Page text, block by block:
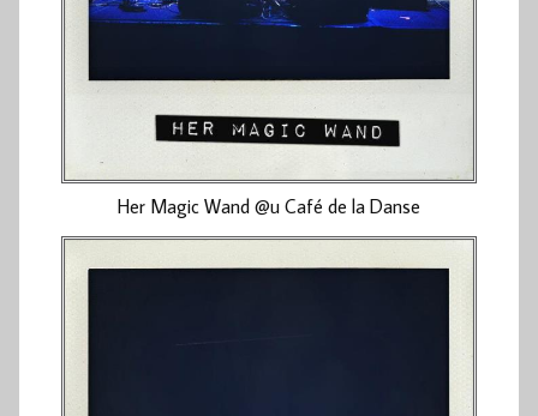
Her Magic Wand @u Café de la Danse